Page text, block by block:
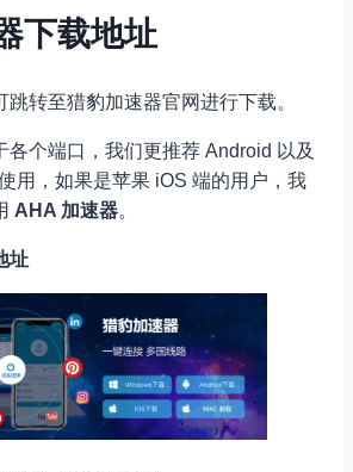
下载地址
跳转至猎豹加速器官网进行下载。
各个端口，我们更推荐 Android 以及
用，如果是苹果 iOS 端的用户，我
AHA 加速器。
址